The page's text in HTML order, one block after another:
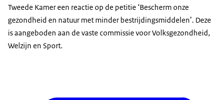
Tweede Kamer een reactie op de petitie ‘Bescherm onze
gezondheid en natuur met minder bestrijdingsmiddelen’. Deze
is aangeboden aan de vaste commissie voor Volksgezondheid,
Welzijn en Sport.